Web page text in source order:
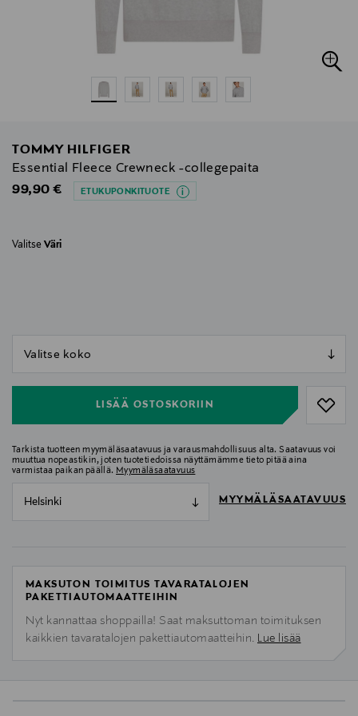
TOMMY HILFIGER
Essential Fleece Crewneck -collegepaita
Original Price
99,90 € ETUKUPONKITUOTE
Valitse Väri
LISÄÄ OSTOSKORIIN
Tarkista tuotteen myymäläsaatavuus ja varausmahdollisuus alta. Saatavuus voi
muuttua nopeastikin, joten tuotetiedoissa näyttämämme tieto pitää aina
varmistaa paikan päällä. Myymäläsaatavuus
Helsinki MYYMÄLÄSAATAVUUS
MAKSUTON TOIMITUS TAVARATALOJEN
PAKETTIAUTOMAATTEIHIN
Nyt kannattaa shoppailla! Saat maksuttoman toimituksen
kaikkien tavaratalojen pakettiautomaatteihin. Lue lisää